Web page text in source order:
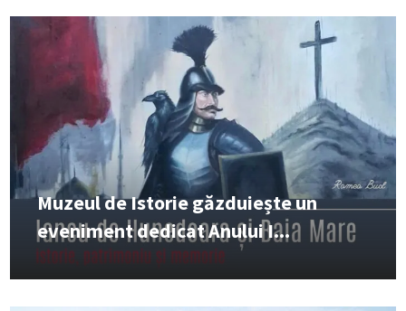
Muzeul de Istorie găzduiește un
eveniment dedicat Anului I...